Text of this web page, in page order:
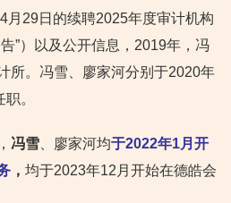
月29日的续聘2025年度审计机构
”）以及公开信息，2019年，冯
所。冯雪、廖家河分别于2020年
。
冯雪、廖家河均于2022年1月开
， 均于2023年12月开始在德皓会